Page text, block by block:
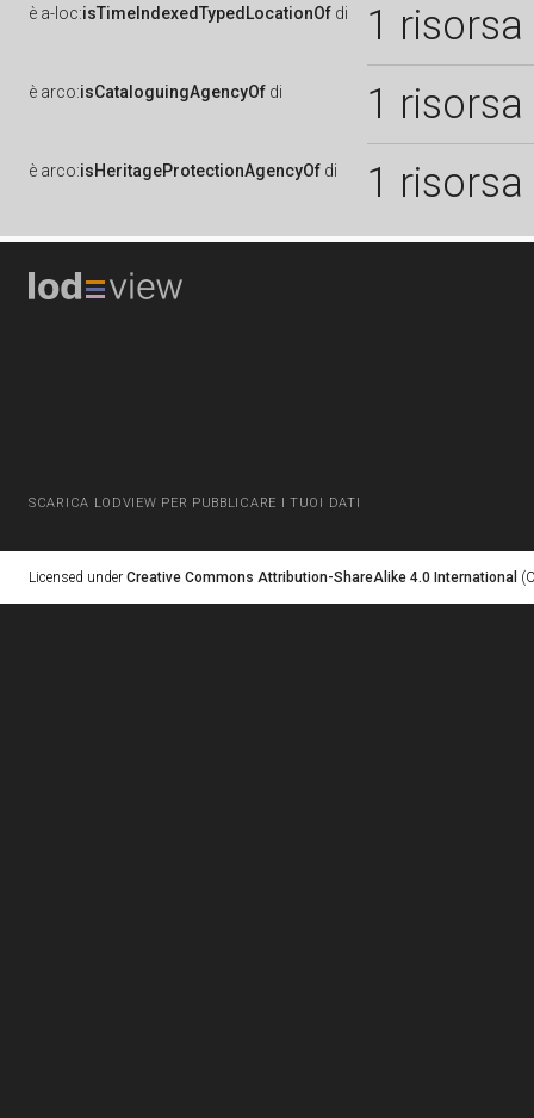
è a-loc:isTimeIndexedTypedLocationOf di 1 risorsa
è arco:isCataloguingAgencyOf di 1 risorsa
è arco:isHeritageProtectionAgencyOf di 1 risorsa
SCARICA LODVIEW PER PUBBLICARE I TUOI DATI
Licensed under Creative Commons Attribution-ShareAlike 4.0 International